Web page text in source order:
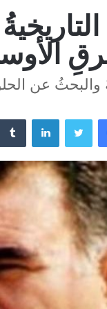
والبحثُ عن
فيسبوك تويتر لينكدإن